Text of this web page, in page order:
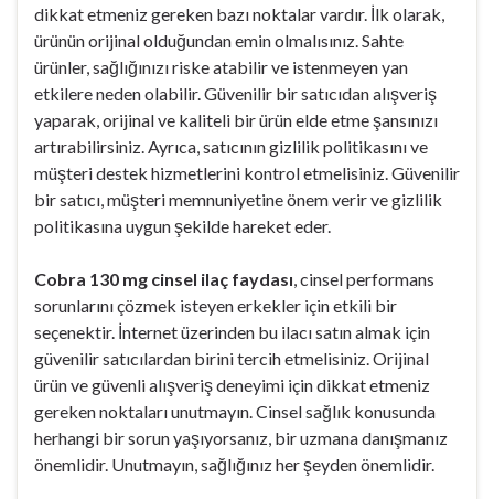
dikkat etmeniz gereken bazı noktalar vardır. İlk olarak,
ürünün orijinal olduğundan emin olmalısınız. Sahte
ürünler, sağlığınızı riske atabilir ve istenmeyen yan
etkilere neden olabilir. Güvenilir bir satıcıdan alışveriş
yaparak, orijinal ve kaliteli bir ürün elde etme şansınızı
artırabilirsiniz. Ayrıca, satıcının gizlilik politikasını ve
müşteri destek hizmetlerini kontrol etmelisiniz. Güvenilir
bir satıcı, müşteri memnuniyetine önem verir ve gizlilik
politikasına uygun şekilde hareket eder.
Cobra 130 mg cinsel ilaç faydası, cinsel performans
sorunlarını çözmek isteyen erkekler için etkili bir
seçenektir. İnternet üzerinden bu ilacı satın almak için
güvenilir satıcılardan birini tercih etmelisiniz. Orijinal
ürün ve güvenli alışveriş deneyimi için dikkat etmeniz
gereken noktaları unutmayın. Cinsel sağlık konusunda
herhangi bir sorun yaşıyorsanız, bir uzmana danışmanız
önemlidir. Unutmayın, sağlığınız her şeyden önemlidir.